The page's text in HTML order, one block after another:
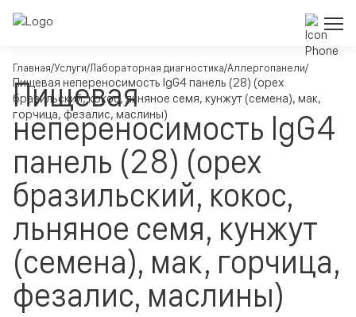
Главная Услуги Лабораторная диагностика Аллергопанели
Пищевая непереносимость IgG4 панель (28) (орех
бразильский, кокос, льняное семя, кунжут (семена), мак,
горчица, фезалис, маслины)
Пищевая
непереносимость IgG4
панель (28) (орех
бразильский, кокос,
льняное семя, кунжут
(семена), мак, горчица,
фезалис, маслины)